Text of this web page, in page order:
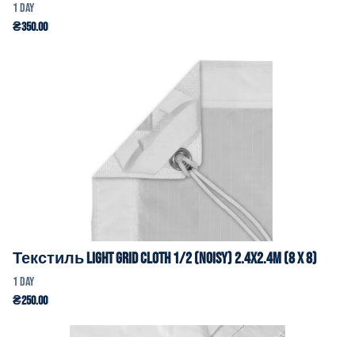
Текстиль Light Grid Cloth 1/2 (Noisy) 2.4x2.4m (8 x 8)